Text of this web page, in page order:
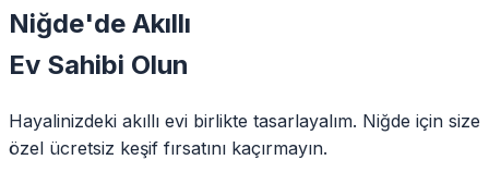
Niğde'de Akıllı
Ev Sahibi Olun
Hayalinizdeki akıllı evi birlikte tasarlayalım. Niğde için size
özel ücretsiz keşif fırsatını kaçırmayın.